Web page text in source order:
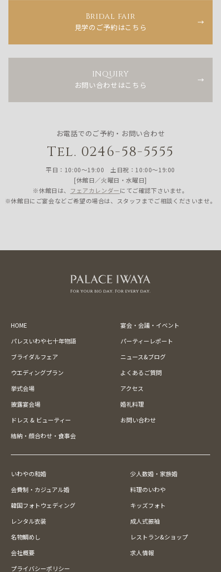
Bridal fair
見学のご予約はこちら
INQUIRY
お問い合わせはこちら
お電話でのご予約・お問い合わせ
Tel. 0246-58-5555
平日：10:00〜19:00 土日祝：10:00〜19:00
[休館日／火曜日・水曜日]
※休館日は、 フェアカレンダーにてご確認下さいませ。
※休館日にご宴会などご希望の場合は、スタッフまでご相談くださいませ。
HOME
宴会・会議・イベント
パレスいわや七十年物語
パーティーレポート
ブライダルフェア
ニュース&ブログ
ウエディングプラン
よくあるご質問
挙式会場
アクセス
披露宴会場
婚礼料理
ドレス & ビューティー
お問い合わせ
結納・顔合わせ・食事会
いわやの和婚
少人数婚・家族婚
会費制・カジュアル婚
料理のいわや
韓国フォトウェディング
キッズフォト
レンタル衣装
成人式振袖
名物鯛めし
レストラン&ショップ
会社概要
求人情報
プライバシーポリシー